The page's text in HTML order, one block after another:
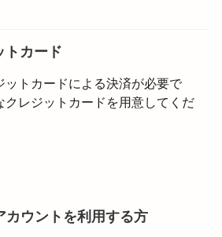
トカード
ットカードによる決済が必要で
クレジットカードを用意してくだ
ウントを利用する方